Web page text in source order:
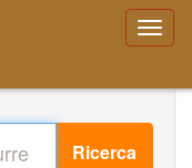
Ricerca